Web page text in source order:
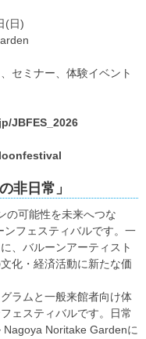
(日)
セミナー、体験イベント
JBFES_2026
非日常」
の可能性を未来へつな
ンフェスティバルです。一
、バルーンアーティスト
化・経済活動に新たな価
ラムと一般来館者向け体
ェスティバルです。日常
Nagoya Noritake Gardenに